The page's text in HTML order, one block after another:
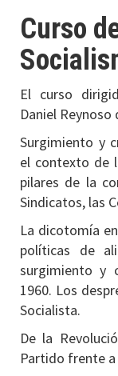
Curso
El curso
Daniel
Surgimiento y
el contexto de
pilares de la
Sindicatos, las
La dicotomía
políticas de
surgimiento y
1960. Los
Socialista.
De la
Partido frente